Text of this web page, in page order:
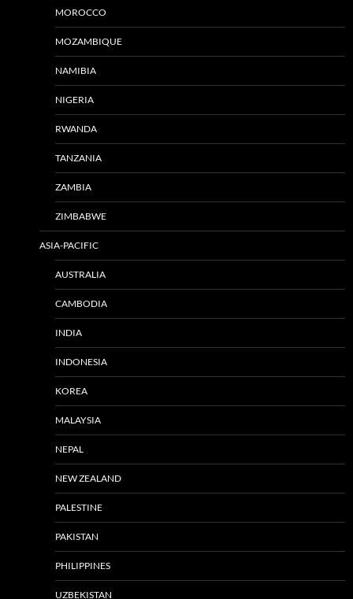
MOROCCO
MOZAMBIQUE
NAMIBIA
NIGERIA
RWANDA
TANZANIA
ZAMBIA
ZIMBABWE
ASIA-PACIFIC
AUSTRALIA
CAMBODIA
INDIA
INDONESIA
KOREA
MALAYSIA
NEPAL
NEW ZEALAND
PALESTINE
PAKISTAN
PHILIPPINES
UZBEKISTAN